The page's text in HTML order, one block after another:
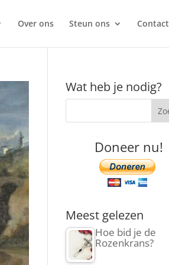
Over ons Steun ons Contact
Wat heb je nodig?
Doneer nu!
Meest gelezen
Hoe bid je de
Rozenkrans?